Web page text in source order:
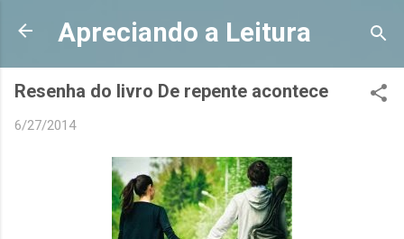
Pular para o conteúdo principal
Apreciando a Leitura
Resenha do livro De repente acontece
6/27/2014